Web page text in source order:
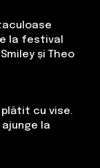
la festival
și Theo
plătit cu vise.
la